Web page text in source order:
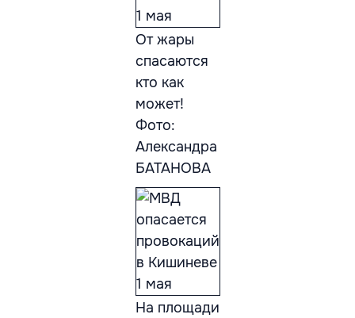
От жары
спасаются
кто как
может!
Фото:
Александра
БАТАНОВА
На площади